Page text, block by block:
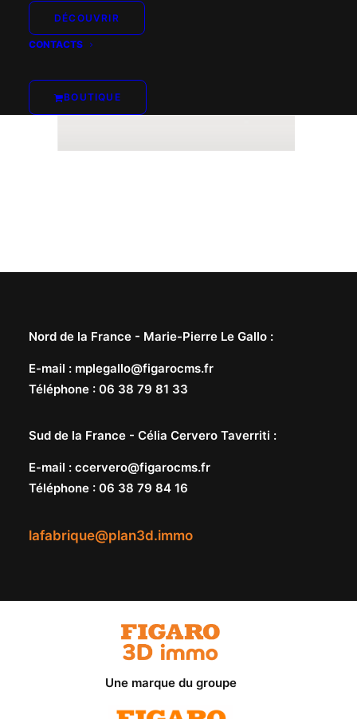
DÉCOUVRIR
CONTACTS
BOUTIQUE
lafabrique@plan3d.immo
Nord de la France - Marie-Pierre Le Gallo :
E-mail : mplegallo@figarocms.fr
Téléphone : 06 38 79 81 33
Sud de la France - Célia Cervero Taverriti :
E-mail : ccervero@figarocms.fr
Téléphone : 06 38 79 84 16
Une marque du groupe